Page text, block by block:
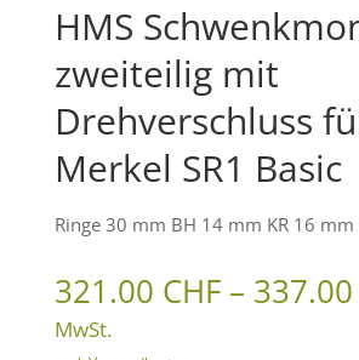
HMS
zweiteilig mit
Drehverschluss
Merkel SR1 Basic
Ringe 30 mm BH 14 mm KR 16 mm
321.00 CHF – 337.00
MwSt.